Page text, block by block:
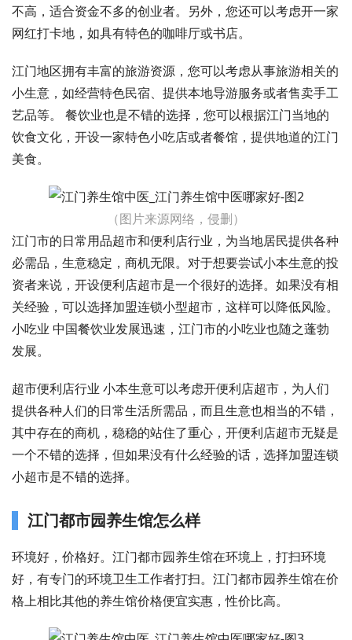
不高，适合资金不多的创业者。另外，您还可以考虑开一家
网红打卡地，如具有特色的咖啡厅或书店。
江门地区拥有丰富的旅游资源，您可以考虑从事旅游相关的
小生意，如经营特色民宿、提供本地导游服务或者售卖手工
艺品等。 餐饮业也是不错的选择，您可以根据江门当地的
饮食文化，开设一家特色小吃店或者餐馆，提供地道的江门
美食。
（图片来源网络，侵删）
江门市的日常用品超市和便利店行业，为当地居民提供各种
必需品，生意稳定，商机无限。对于想要尝试小本生意的投
资者来说，开设便利店超市是一个很好的选择。如果没有相
关经验，可以选择加盟连锁小型超市，这样可以降低风险。
小吃业 中国餐饮业发展迅速，江门市的小吃业也随之蓬勃
发展。
超市便利店行业 小本生意可以考虑开便利店超市，为人们
提供各种人们的日常生活所需品，而且生意也相当的不错，
其中存在的商机，稳稳的站住了重心，开便利店超市无疑是
一个不错的选择，但如果没有什么经验的话，选择加盟连锁
小超市是不错的选择。
江门都市园养生馆怎么样
环境好，价格好。江门都市园养生馆在环境上，打扫环境
好，有专门的环境卫生工作者打扫。江门都市园养生馆在价
格上相比其他的养生馆价格便宜实惠，性价比高。